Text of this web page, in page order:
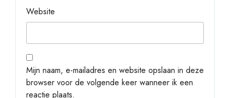
Website
Mijn naam, e-mailadres en website opslaan in deze
browser voor de volgende keer wanneer ik een
reactie plaats.